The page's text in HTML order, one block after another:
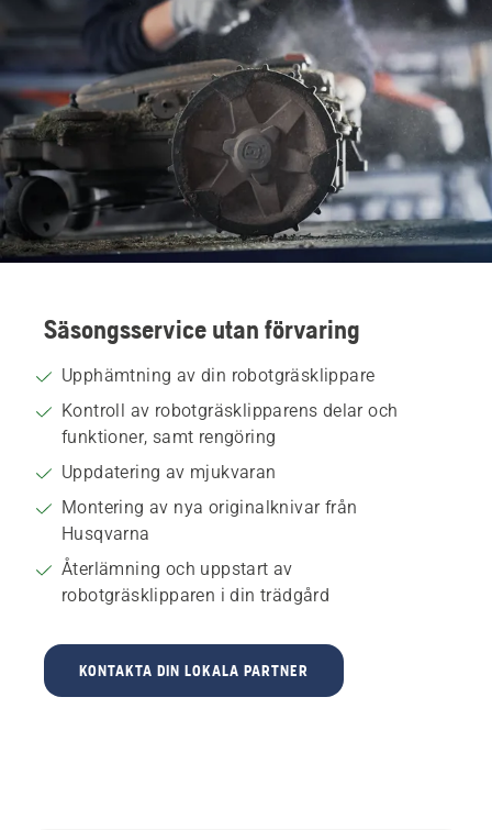
Säsongsservice utan förvaring
Upphämtning av din robotgräsklippare
Kontroll av robotgräsklipparens delar och
funktioner, samt rengöring
Uppdatering av mjukvaran
Montering av nya originalknivar från
Husqvarna
Återlämning och uppstart av
robotgräsklipparen i din trädgård
KONTAKTA DIN LOKALA PARTNER